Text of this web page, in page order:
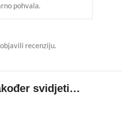
pohvala.
recenziju.
svidjeti…